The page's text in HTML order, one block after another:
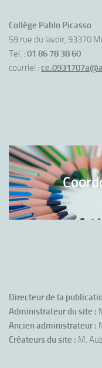
Collège Pablo Picasso
59 rue du lavoir, 93370
Tel. : 01 86 78 38 60
courriel :
Directeur de la
Administrateur du site :
Ancien administrateur :
Créateurs du site : M.